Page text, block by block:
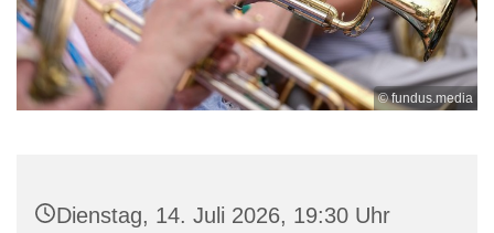
© fundus.media
Dienstag, 14. Juli 2026, 19:30 Uhr